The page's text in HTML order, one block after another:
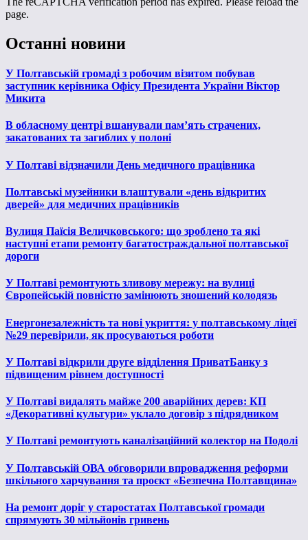
page.
Останні новини
У Полтавській громаді з робочим візитом побував
заступник керівника Офісу Президента України Віктор
Микита
В обласному центрі вшанували пам’ять страчених,
закатованих та загиблих у полоні
У Полтаві відзначили День медичного працівника
Полтавські музейники влаштували «день відкритих
дверей» для медичних працівників
Вулиця Паїсія Величковського: що зроблено та які
наступні етапи ремонту багатостраждальної полтавської
дороги
У Полтаві ремонтують зливову мережу: на вулиці
Європейській повністю замінюють зношений колодязь
Енергонезалежність та нові укриття: у полтавському ліцеї
№29 перевірили, як просуваються роботи
У Полтаві відкрили друге відділення ПриватБанку з
підвищеним рівнем доступності
У Полтаві видалять майже 200 аварійних дерев: КП
«Декоративні культури» уклало договір з підрядником
У Полтаві ремонтують каналізаційний колектор на Подолі
У Полтавській ОВА обговорили впровадження реформи
шкільного харчування та проєкт «Безпечна Полтавщина»
На ремонт доріг у старостатах Полтавської громади
спрямують 30 мільйонів гривень